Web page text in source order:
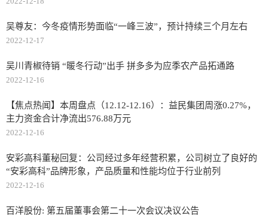
吴尊友：今冬疫情形势面临“一峰三波 ”，预计持续三个月左右
2022-12-17
吴川青椒待销 “暖冬行动”出手 拼多多为应季农产品拓通路
2022-12-16
【焦点热闻】本周盘点（12.12-12.16）：益民集团周涨0.27%，
主力资金合计净流出576.88万元
2022-12-16
安彩高科董秘回复：公司经过多年经营积累，公司树立了良好的
“安彩高科”品牌形象，产品质量和性能均位于行业前列
2022-12-16
百洋股份: 第五届董事会第二十一次会议决议公告